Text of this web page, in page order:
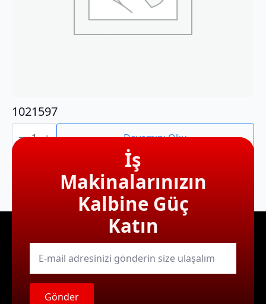
1021597
1021597
adet Devamını Oku
İş
Makinalarınızın
Kalbine Güç
Katın
E-
mail
Gönder